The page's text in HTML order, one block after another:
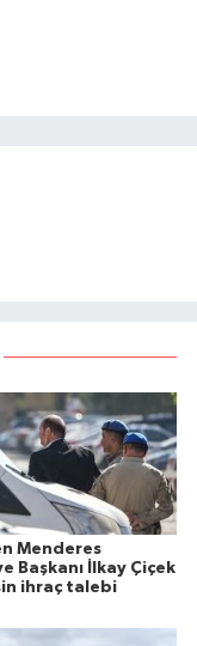
Menderes
Başkanı İlkay Çiçek
ihraç talebi